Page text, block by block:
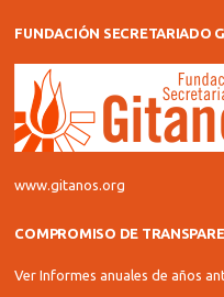
FUNDACIÓN SECRETARIADO
www.gitanos.org
COMPROMISO DE
Ver Informes anuales de años